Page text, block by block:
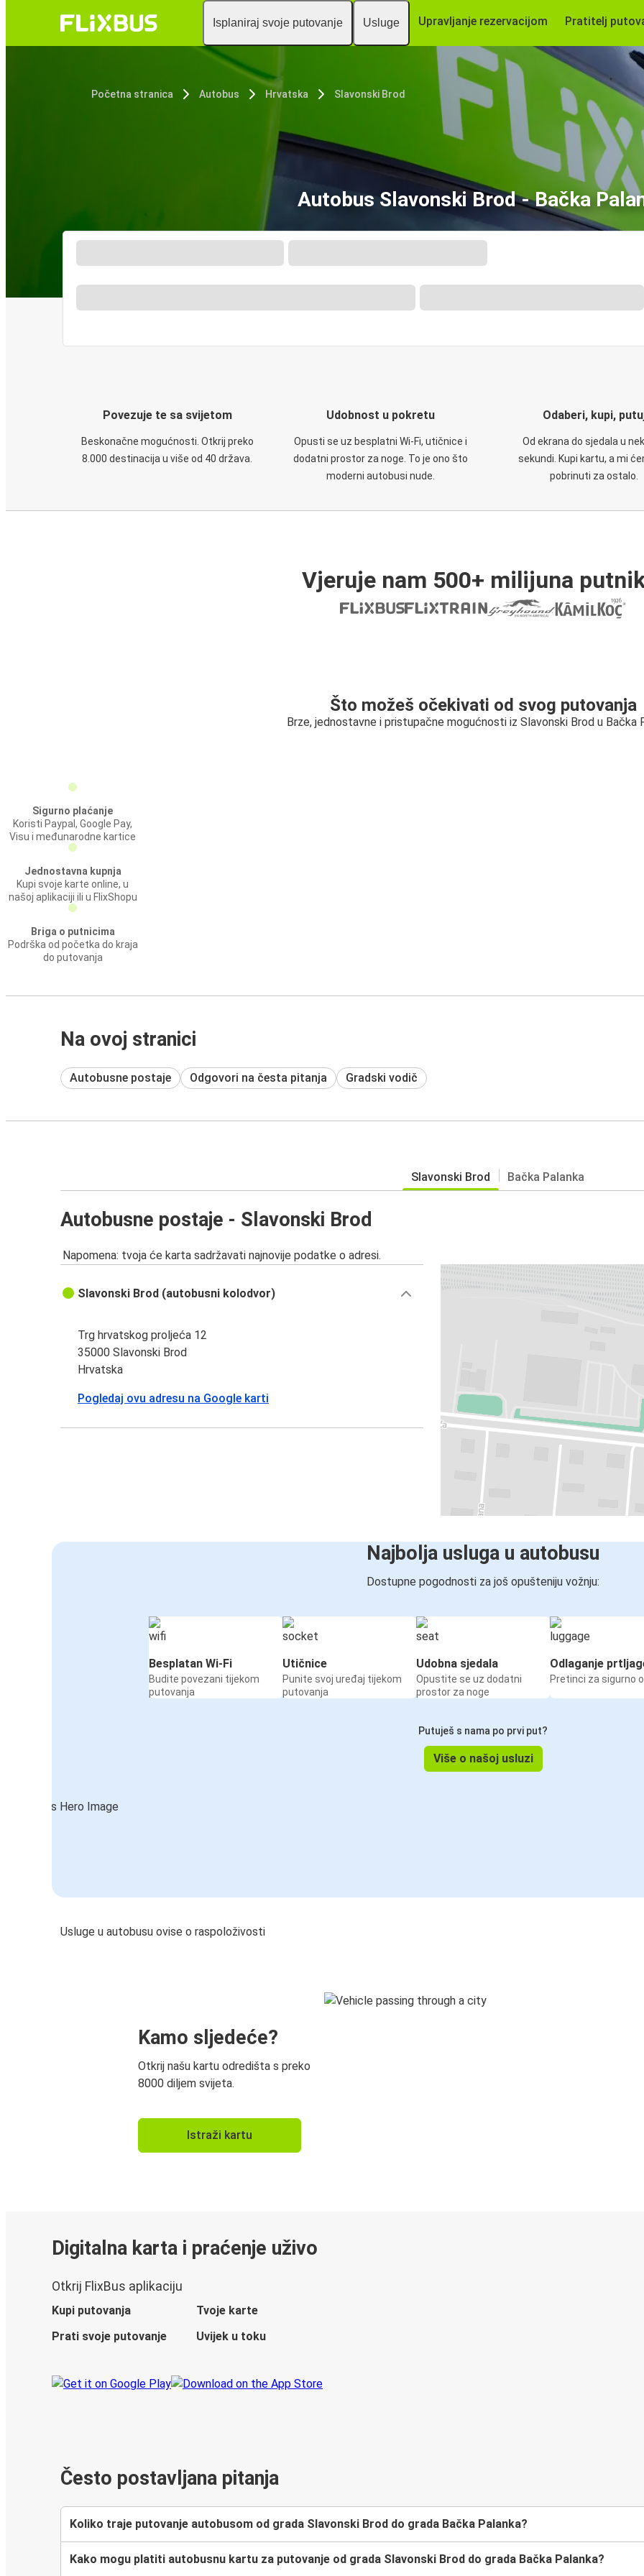
Isplaniraj svoje putovanje Usluge Upravljanje rezervacijom Pratitelj
Početna stranica Autobus Hrvatska Slavonski Brod
Autobus Slavonski Brod - Bačka
Povezuje te sa svijetom
Beskonačne mogućnosti. Otkrij preko
8.000 destinacija u više od 40 država.
Udobnost u pokretu
Opusti se uz besplatni Wi-Fi, utičnice i
dodatni prostor za noge. To je ono što
moderni autobusi nude.
Odaberi, kupi,
Od ekrana do sjedala u
sekundi. Kupi kartu, a mi
pobrinuti za ostalo.
Vjeruje nam 500+ milijuna
Što možeš očekivati od svog putovanja
Brze, jednostavne i pristupačne mogućnosti iz Slavonski Brod u Bačka
Sigurno plaćanje
Koristi Paypal, Google Pay,
Visu i međunarodne kartice
Jednostavna kupnja
Kupi svoje karte online, u
našoj aplikaciji ili u FlixShopu
Briga o putnicima
Podrška od početka do kraja
do putovanja
Na ovoj stranici
Autobusne postaje Odgovori na česta pitanja Gradski vodič
Slavonski Brod Bačka Palanka
Autobusne postaje - Slavonski Brod
Napomena: tvoja će karta sadržavati najnovije podatke o adresi.
Slavonski Brod (autobusni kolodvor)
Trg hrvatskog proljeća 12
35000 Slavonski Brod
Hrvatska
Pogledaj ovu adresu na Google karti
Najbolja usluga u autobusu
Dostupne pogodnosti za još opušteniju vožnju:
Besplatan Wi-Fi
Budite povezani tijekom
putovanja
Utičnice
Punite svoj uređaj tijekom
putovanja
Udobna sjedala
Opustite se uz dodatni
prostor za noge
Odlaganje
Pretinci za sigurno
Putuješ s nama po prvi put?
Više o našoj usluzi
Usluge u autobusu ovise o raspoloživosti
Kamo sljedeće?
Otkrij našu kartu odredišta s preko
8000 diljem svijeta.
Istraži kartu
Digitalna karta i praćenje uživo
Otkrij FlixBus aplikaciju
Kupi putovanja
Tvoje karte
Prati svoje putovanje
Uvijek u toku
Često postavljana pitanja
Koliko traje putovanje autobusom od grada Slavonski Brod do grada Bačka Palanka?
Kako mogu platiti autobusnu kartu za putovanje od grada Slavonski Brod do grada Bačka Palanka?